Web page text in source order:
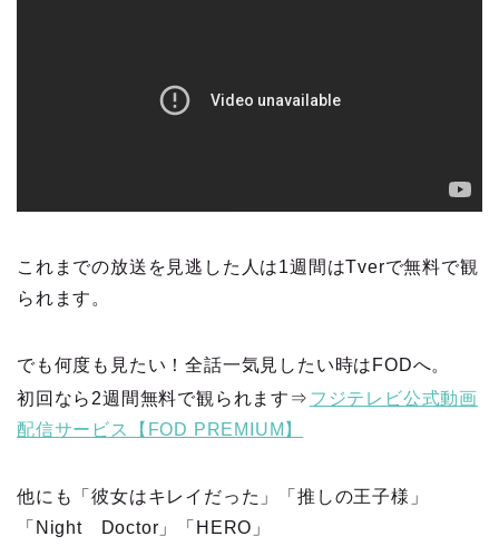
これまでの放送を見逃した人は1週間はTverで無料で観
られます。
でも何度も見たい！全話一気見したい時はFODへ。
初回なら2週間無料で観られます⇒ フジテレビ公式動画
配信サービス【FOD PREMIUM】
他にも「彼女はキレイだった」「推しの王子様」
「Night Doctor」「HERO」